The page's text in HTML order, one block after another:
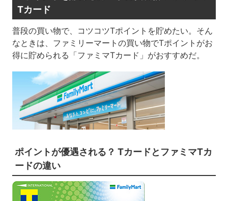
Tカード
普段の買い物で、コツコツTポイントを貯めたい。そん
なときは、ファミリーマートの買い物でTポイントがお
得に貯められる「ファミマTカード」がおすすめだ。
ポイントが優遇される？ TカードとファミマTカ
ードの違い